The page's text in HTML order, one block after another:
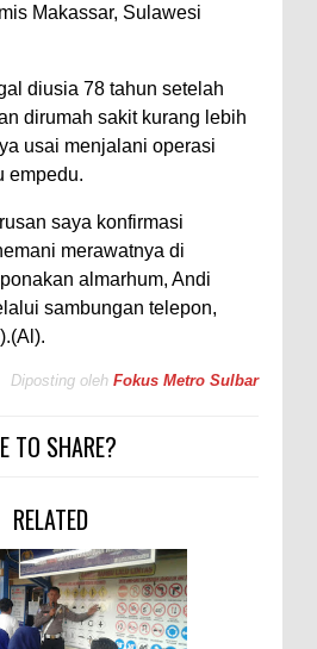
Makassar, Sulawesi
diusia 78 tahun setelah
dirumah sakit kurang lebih
usai menjalani operasi
empedu.
saya konfirmasi
merawatnya di
almarhum, Andi
sambungan telepon,
Diposting oleh Fokus Metro Sulbar
TO SHARE?
RELATED